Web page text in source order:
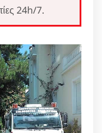
24h/7.